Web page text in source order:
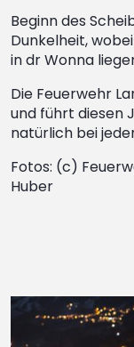
Beginn des
Dunkelheit,
in dr Wonna
Die Feuerwehr
und führt diesen
natürlich bei
Fotos: (c)
Huber